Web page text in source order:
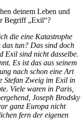
deinem Leben und
Begriff „Exil“?
die eine Katastrophe
tun? Das sind doch
Exil sind nicht dasselbe.
Es ist das aus seinem
nach schon eine Art
Stefan Zweig im Exil in
Viele waren in Paris,
Joseph Brodsky
ganz Europa nicht
fern der eigenen